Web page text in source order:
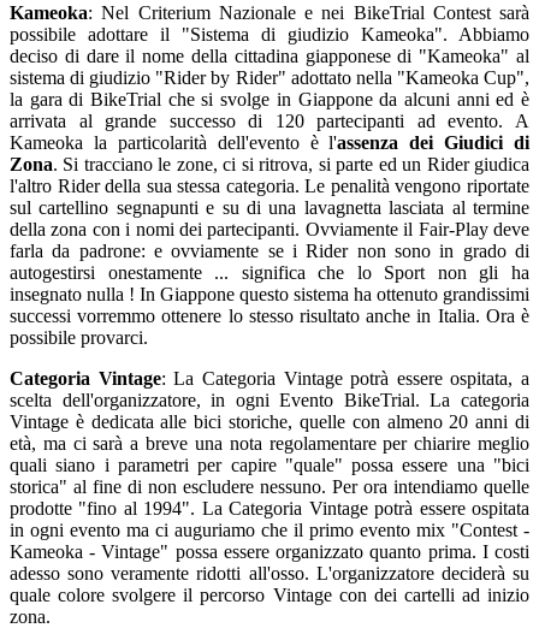
Kameoka: Nel Criterium Nazionale e nei BikeTrial Contest sarà
possibile adottare il "Sistema di giudizio Kameoka". Abbiamo
deciso di dare il nome della cittadina giapponese di "Kameoka" al
sistema di giudizio "Rider by Rider" adottato nella "Kameoka Cup",
la gara di BikeTrial che si svolge in Giappone da alcuni anni ed è
arrivata al grande successo di 120 partecipanti ad evento. A
Kameoka la particolarità dell'evento è l'assenza dei Giudici di
Zona. Si tracciano le zone, ci si ritrova, si parte ed un Rider giudica
l'altro Rider della sua stessa categoria. Le penalità vengono riportate
sul cartellino segnapunti e su di una lavagnetta lasciata al termine
della zona con i nomi dei partecipanti. Ovviamente il Fair-Play deve
farla da padrone: e ovviamente se i Rider non sono in grado di
autogestirsi onestamente ... significa che lo Sport non gli ha
insegnato nulla ! In Giappone questo sistema ha ottenuto grandissimi
successi vorremmo ottenere lo stesso risultato anche in Italia. Ora è
possibile provarci.
Categoria Vintage: La Categoria Vintage potrà essere ospitata, a
scelta dell'organizzatore, in ogni Evento BikeTrial. La categoria
Vintage è dedicata alle bici storiche, quelle con almeno 20 anni di
età, ma ci sarà a breve una nota regolamentare per chiarire meglio
quali siano i parametri per capire "quale" possa essere una "bici
storica" al fine di non escludere nessuno. Per ora intendiamo quelle
prodotte "fino al 1994". La Categoria Vintage potrà essere ospitata
in ogni evento ma ci auguriamo che il primo evento mix "Contest -
Kameoka - Vintage" possa essere organizzato quanto prima. I costi
adesso sono veramente ridotti all'osso. L'organizzatore deciderà su
quale colore svolgere il percorso Vintage con dei cartelli ad inizio
zona.